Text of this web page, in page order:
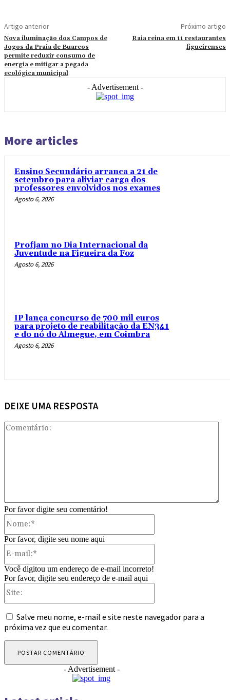
Artigo anterior
Nova iluminação dos Campos de
Jogos da Praia de Buarcos
permite reduzir consumo de
energia e mitigar a pegada
ecológica municipal
Próximo artigo
Raia reina em 11 restaurantes
figueirenses
- Advertisement -
More articles
Ensino Secundário arranca a 21 de
setembro para aliviar carga dos
professores envolvidos nos exames
Agosto 6, 2026
Profjam no Dia Internacional da
Juventude na Figueira da Foz
Agosto 6, 2026
IP lança concurso de 700 mil euros
para projeto de reabilitação da EN341
e do nó do Almegue, em Coimbra
Agosto 6, 2026
DEIXE UMA RESPOSTA
Por favor digite seu comentário!
Por favor, digite seu nome aqui
Você digitou um endereço de e-mail incorreto!
Por favor, digite seu endereço de e-mail aqui
Salve meu nome, e-mail e site neste navegador para a
próxima vez que eu comentar.
- Advertisement -